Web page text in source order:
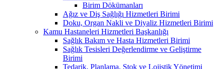
Birim Dökümanları
Ağız ve Diş Sağlığı Hizmetleri Birimi
Doku, Organ Nakli ve Diyaliz Hizmetleri Birimi
Kamu Hastaneleri Hizmetleri Başkanlığı
Sağlık Bakım ve Hasta Hizmetleri Birimi
Sağlık Tesisleri Değerlendirme ve Geliştirme
Birimi
Tedarik, Planlama, Stok ve Lojistik Yönetimi